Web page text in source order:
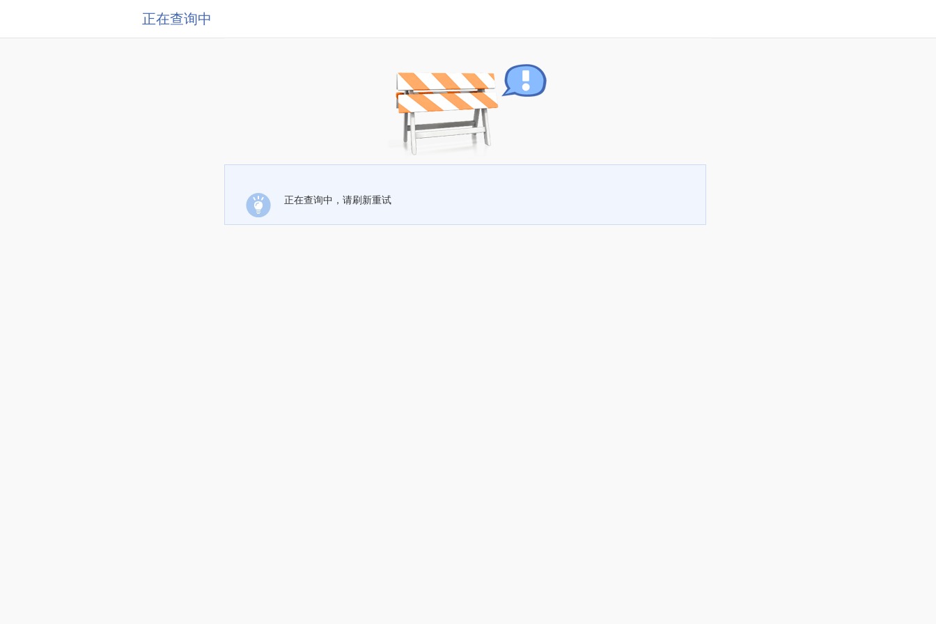
正在查询中
正在查询中，请刷新重试